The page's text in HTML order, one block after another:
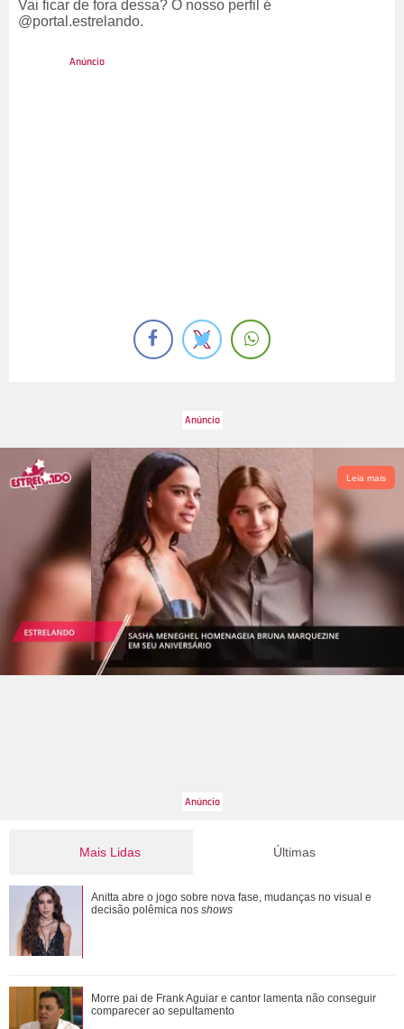
Vai ficar de fora dessa? O nosso perfil é
@portal.estrelando.
Leia mais
Mais Lidas
Apaixonados! Pocah e namorado curtem mar, futevôlei e
trocam beijos na praia
Morre pai de Frank Aguiar e cantor lamenta não conseguir
comparecer ao sepultamento
Últimas
Anitta abre o jogo sobre nova fase, mudanças no visual e
decisão polêmica nos shows
Morre pai de Frank Aguiar e cantor lamenta não conseguir
comparecer ao sepultamento